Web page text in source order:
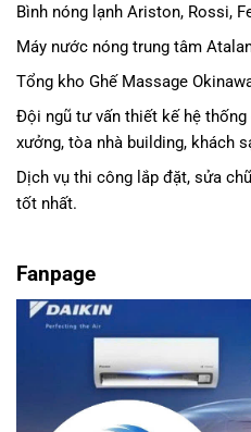
Bình nóng lạnh Ariston, Rossi,
Máy nước nóng trung tâm
Tổng kho Ghế Massage
Đội ngũ tư vấn thiết kế hệ
xưởng, tòa nhà building, khách
Dịch vụ thi công lắp đặt, sửa
tốt nhất.
Fanpage